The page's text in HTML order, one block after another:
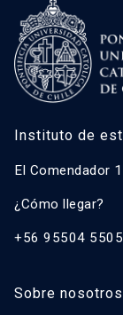
Instituto de
El Comendador
¿Cómo llegar?
+56 95504 5505
Sobre nosotros